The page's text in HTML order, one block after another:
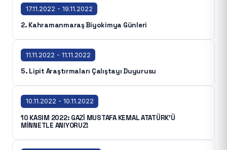
17.11.2022 - 19.11.2022
2. Kahramanmaraş Biyokimya Günleri
11.11.2022 - 11.11.2022
5. Lipit Araştırmaları Çalıştayı Duyurusu
10.11.2022 - 10.11.2022
10 KASIM 2022: GAZİ MUSTAFA KEMAL ATATÜRK'Ü
MİNNETLE ANIYORUZ!